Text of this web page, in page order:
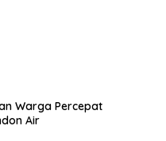
Warga Percepat
Air